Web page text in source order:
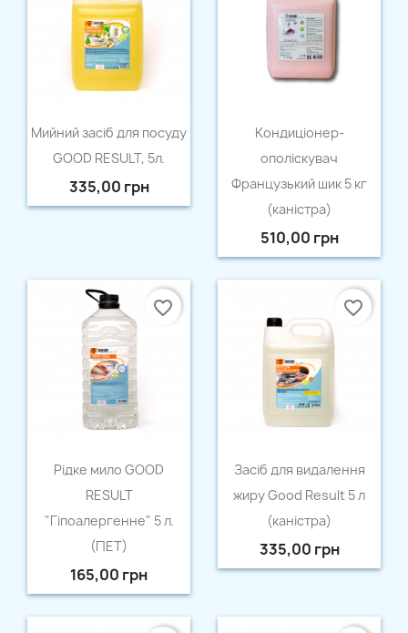
Швидкий перегляд
Мийний засіб для посуду
GOOD RESULT, 5л.
335,00 грн
Швидкий перегляд
Кондицiонер-
ополiскувач
Французький шик 5 кг
(каністра)
510,00 грн
Швидкий перегляд
Рідке мило GOOD
RESULT
"Гіпоалергенне" 5 л.
(ПЕТ)
165,00 грн
favorite_border
Швидкий перегляд
Засіб для видалення
жиру Good Result 5 л
(каністра)
335,00 грн
favorite_border